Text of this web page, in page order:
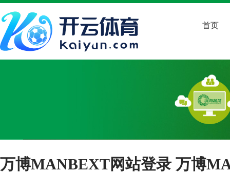
首页
万博MANBEXT网站登录 万博